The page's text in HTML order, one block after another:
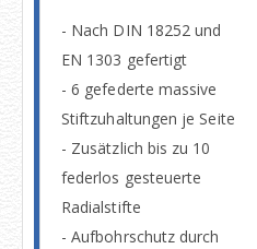
- Nach DIN 18252 und
EN 1303 gefertigt
- 6 gefederte massive
Stiftzuhaltungen je Seite
- Zusätzlich bis zu 10
federlos gesteuerte
Radialstifte
- Aufbohrschutz durch